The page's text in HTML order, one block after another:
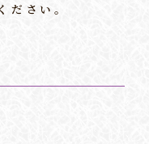
ださい。